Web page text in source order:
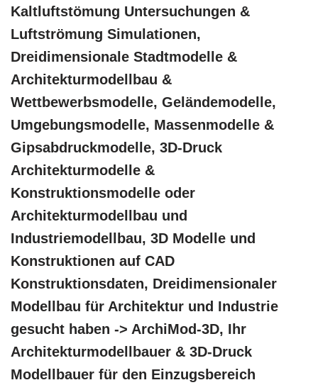
Kaltluftstömung Untersuchungen &
Luftströmung Simulationen,
Dreidimensionale Stadtmodelle &
Architekturmodellbau &
Wettbewerbsmodelle, Geländemodelle,
Umgebungsmodelle, Massenmodelle &
Gipsabdruckmodelle, 3D-Druck
Architekturmodelle &
Konstruktionsmodelle oder
Architekturmodellbau und
Industriemodellbau, 3D Modelle und
Konstruktionen auf CAD
Konstruktionsdaten, Dreidimensionaler
Modellbau für Architektur und Industrie
gesucht haben -> ArchiMod-3D, Ihr
Architekturmodellbauer & 3D-Druck
Modellbauer für den Einzugsbereich